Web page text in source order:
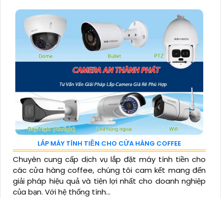
LẮP MÁY TÍNH TIỀN CHO CỬA HÀNG COFFEE
Chuyên cung cấp dịch vụ lắp đặt máy tính tiền cho
các cửa hàng coffee, chúng tôi cam kết mang đến
giải pháp hiệu quả và tiện lợi nhất cho doanh nghiệp
của bạn. Với hệ thống tính...